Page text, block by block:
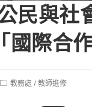
民與社
際合
Post教務處 /教師進修